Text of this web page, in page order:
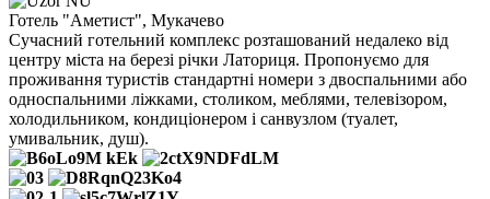
Готель "Аметист", Мукачево
Сучасний готельний комплекс розташований недалеко від
центру міста на березі річки Латориця. Пропонуємо для
проживання туристів стандартні номери з двоспальними або
односпальними ліжками, столиком, меблями, телевізором,
холодильником, кондиціонером і санвузлом (туалет,
умивальник, душ).